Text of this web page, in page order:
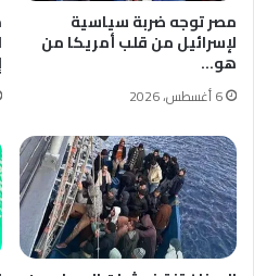
مصر توجه ضربة سياسية
لإسرائيل من قلب أمريكا من
هو…
6 أغسطس، 2026